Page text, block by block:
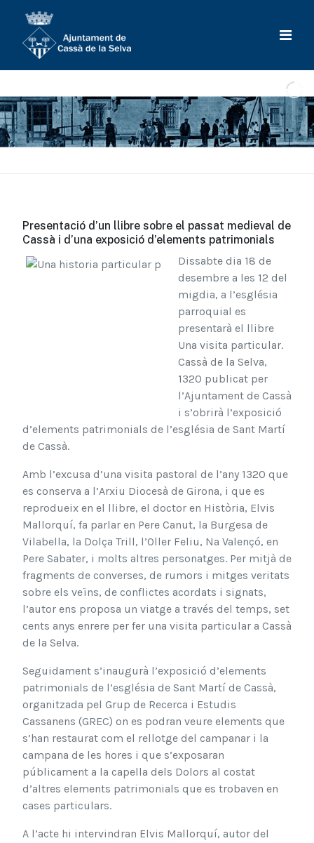
Presentació d’un llibre sobre el passat medieval de
Cassà i d’una exposició d’elements patrimonials
Dissabte dia 18 de
desembre a les 12 del
migdia, a l’església
parroquial es
presentarà el llibre
Una visita particular.
Cassà de la Selva,
1320 publicat per
l’Ajuntament de Cassà
i s’obrirà l’exposició
d’elements patrimonials de l’església de Sant Martí
de Cassà.
Amb l’excusa d’una visita pastoral de l’any 1320 que
es conserva a l’Arxiu Diocesà de Girona, i que es
reprodueix en el llibre, el doctor en Història, Elvis
Mallorquí, fa parlar en Pere Canut, la Burgesa de
Vilabella, la Dolça Trill, l’Oller Feliu, Na Valençó, en
Pere Sabater, i molts altres personatges. Per mitjà de
fragments de converses, de rumors i mitges veritats
sobre els veïns, de conflictes acordats i signats,
l’autor ens proposa un viatge a través del temps, set
cents anys enrere per fer una visita particular a Cassà
de la Selva.
Seguidament s’inaugurà l’exposició d’elements
patrimonials de l’església de Sant Martí de Cassà,
organitzada pel Grup de Recerca i Estudis
Cassanens (GREC) on es podran veure elements que
s’han restaurat com el rellotge del campanar i la
campana de les hores i que s’exposaran
públicament a la capella dels Dolors al costat
d’altres elements patrimonials que es trobaven en
cases particulars.
A l’acte hi intervindran Elvis Mallorquí, autor del